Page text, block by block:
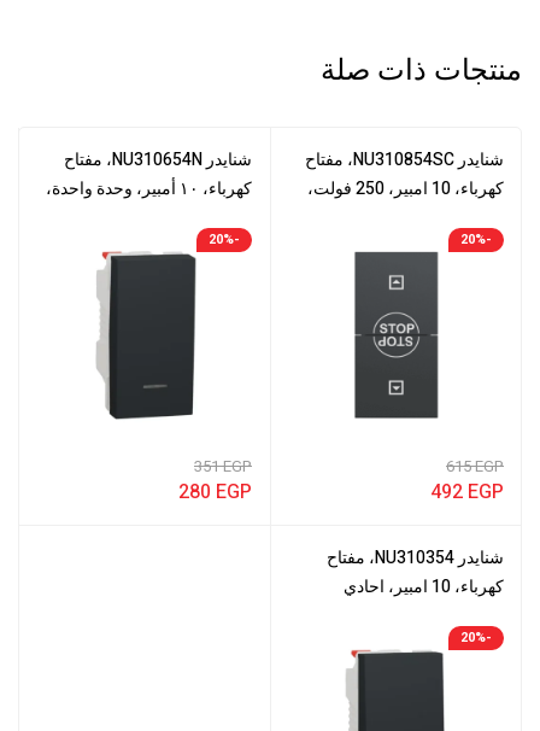
منتجات ذات صلة
شنايدر NU310854SC، مفتاح
كهرباء، 10 امبير، 250 فولت،
واحدة، أنثراسيت
-20%
615EGP
492 EGP
شنايدر NU310654N، مفتاح
كهرباء، ١٠ أمبير، وحدة واحدة،
ضغط
-20%
351EGP
280 EGP
شنايدر NU310354، مفتاح
كهرباء، 10 امبير، احادي
-20%